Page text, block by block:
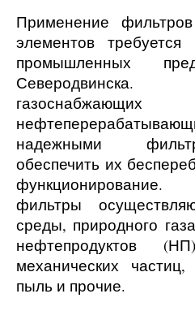
Применение
элементов
промышленных
надежными
обеспечить их
фильтры
среды, природного
нефтепродуктов
механических
пыль и прочие.